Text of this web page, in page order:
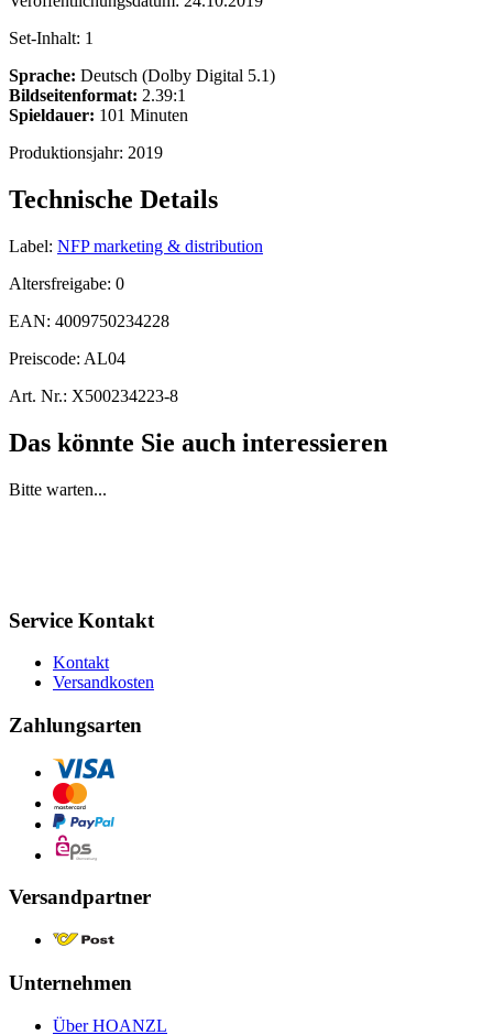
Set-Inhalt: 1
Sprache: Deutsch (Dolby Digital 5.1)
Bildseitenformat: 2.39:1
Spieldauer: 101 Minuten
Produktionsjahr: 2019
Technische Details
Label: NFP marketing & distribution
Altersfreigabe: 0
EAN: 4009750234228
Preiscode: AL04
Art. Nr.: X500234223-8
Das könnte Sie auch interessieren
Bitte warten...
Service Kontakt
Kontakt
Versandkosten
Zahlungsarten
Versandpartner
Unternehmen
Über HOANZL